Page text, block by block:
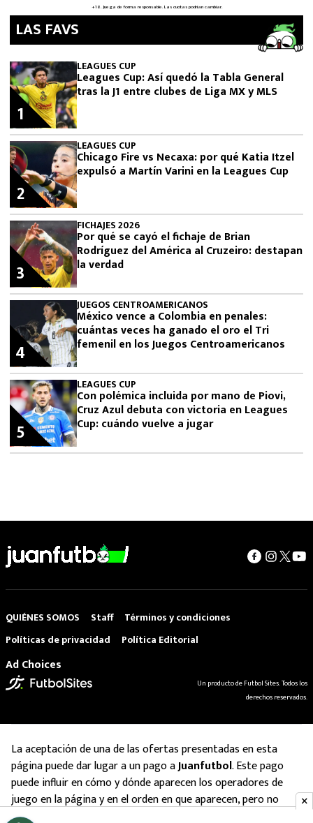
LAS FAVS
LEAGUES CUP
Leagues Cup: Así quedó la Tabla General
tras la J1 entre clubes de Liga MX y MLS
1
LEAGUES CUP
Chicago Fire vs Necaxa: por qué Katia Itzel
expulsó a Martín Varini en la Leagues Cup
2
FICHAJES 2026
Por qué se cayó el fichaje de Brian
Rodríguez del América al Cruzeiro: destapan
la verdad
3
JUEGOS CENTROAMERICANOS
México vence a Colombia en penales:
cuántas veces ha ganado el oro el Tri
femenil en los Juegos Centroamericanos
4
LEAGUES CUP
Con polémica incluida por mano de Piovi,
Cruz Azul debuta con victoria en Leagues
Cup: cuándo vuelve a jugar
5
QUIÉNES SOMOS Staff
Términos y condiciones
Políticas de privacidad
Política Editorial
Ad Choices
Un producto de Futbol Sites. Todos los
derechos reservados.
La aceptación de una de las ofertas presentadas en esta
página puede dar lugar a un pago aJuanfutbol. Este pago
puede influir en cómo y dónde aparecen los operadores de
juego en la página y en el orden en que aparecen, pero no
influye en nuestras evaluaciones.